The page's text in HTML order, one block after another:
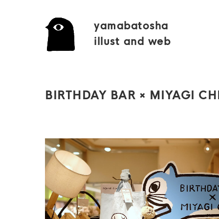
yamabatosha
illust and web
BIRTHDAY BAR × MIYAGI